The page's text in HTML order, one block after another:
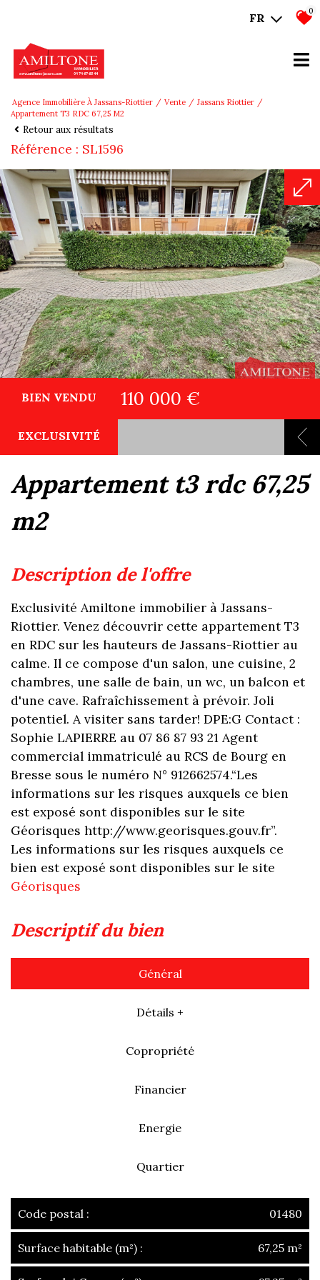
FR
0
Agence Immobilière À Jassans-Riottier Vente
Jassans Riottier
Appartement T3 RDC 67,25 M2
Retour aux résultats
Référence : SL1596
BIEN VENDU
EXCLUSIVITÉ
110 000 €
appartement t3 rdc 67,25
m2
description de l'offre
Exclusivité Amiltone immobilier à Jassans-
Riottier. Venez découvrir cette appartement T3
en RDC sur les hauteurs de Jassans-Riottier au
calme. Il ce compose d'un salon, une cuisine, 2
chambres, une salle de bain, un wc, un balcon et
d'une cave. Rafraîchissement à prévoir. Joli
potentiel. A visiter sans tarder! DPE:G Contact :
Sophie LAPIERRE au 07 86 87 93 21 Agent
commercial immatriculé au RCS de Bourg en
Bresse sous le numéro N° 912662574.“Les
informations sur les risques auxquels ce bien
est exposé sont disponibles sur le site
Géorisques http://www.georisques.gouv.fr”.
Les informations sur les risques auxquels ce
bien est exposé sont disponibles sur le site
Géorisques
descriptif du bien
Général
Détails +
Copropriété
Financier
Energie
Quartier
Code postal : 01480
Surface habitable (m²) : 67,25 m²